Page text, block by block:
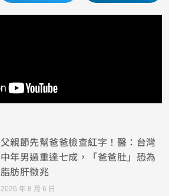
父親節先幫爸爸檢查紅字！醫：台灣
中年男過重達七成，「爸爸肚」恐為
脂肪肝徵兆
2026 年 8 月 6 日